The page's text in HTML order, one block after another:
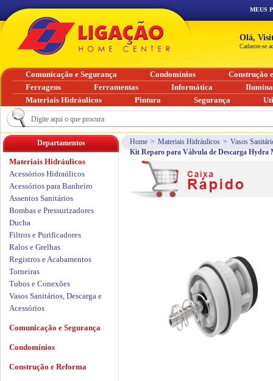
Home > Materiais Hidráulicos > Vasos
Kit Reparo para Válvula de Descarga Hydra
Departamentos
Materiais Hidráulicos
Acessórios Hidraúlicos
Acessórios para Banheiro
Assentos Sanitários
Bombas e Pressurizadores
Ducha
Filtros e Purificadores
Ralos e Grelhas
Registros e Acabamentos
Torneiras
Tubos e Conexões
Vasos Sanitários, Descarga e
Acessórios
Comunicação e Segurança
Condomínios
Construção e Reforma
MEUS
Olá,
Cadastre-se
Comunicação e Segurança Condomínios
Construção
Ferragens
Ferramentas Informática
Materiais Hidráulicos
Pintura Segurança